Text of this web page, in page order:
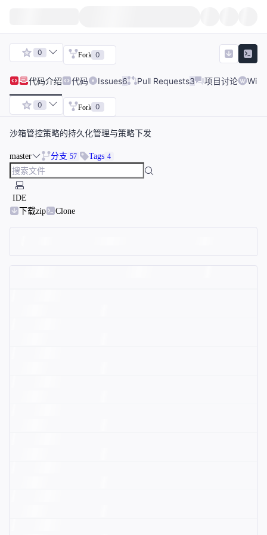
0 Fork 0
代码介绍 代码 Issues6 Pull Requests3 项目讨论 Wiki
0 Fork 0
沙箱管控策略的持久化管理与策略下发
master 分支 57 Tags 4
IDE
下载zip
Clone